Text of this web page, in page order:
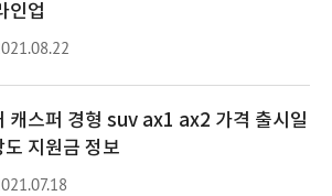
인업
캐스퍼 경형 suv ax1 ax2 가격 출시일
도 지원금 정보